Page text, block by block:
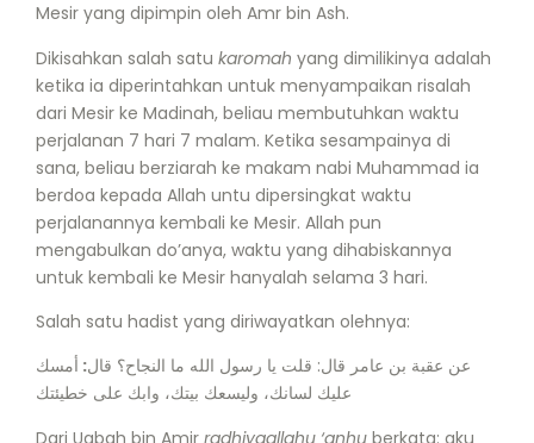
Mesir yang dipimpin oleh Amr bin Ash.
Dikisahkan salah satu karomah yang dimilikinya adalah
ketika ia diperintahkan untuk menyampaikan risalah
dari Mesir ke Madinah, beliau membutuhkan waktu
perjalanan 7 hari 7 malam. Ketika sesampainya di
sana, beliau berziarah ke makam nabi Muhammad ia
berdoa kepada Allah untu dipersingkat waktu
perjalanannya kembali ke Mesir. Allah pun
mengabulkan do’anya, waktu yang dihabiskannya
untuk kembali ke Mesir hanyalah selama 3 hari.
Salah satu hadist yang diriwayatkan olehnya:
عن عقبة بن عامر قال: قلت يا رسول الله ما النجاح؟ قال: أمسك
عليك لسانك، وليسعك بيتك، وابك على خطيئتك
Dari Uqbah bin Amir radhiyaallahu ‘anhu berkata: aku